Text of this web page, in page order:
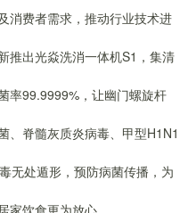
消费者需求，推动行业技术进
推出光焱洗消一体机S1，集清
率99.9999%，让幽门螺旋杆
、脊髓灰质炎病毒、甲型H1N1
无处遁形，预防病菌传播，为
饮食更为放心。